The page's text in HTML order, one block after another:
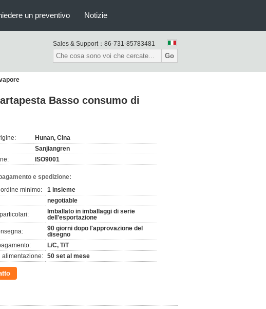
un preventivo Notizie
Sales & Support： 86-731-85783481
Go
Basso consumo di
Hunan, Cina
Sanjiangren
ISO9001
e spedizione:
minimo:
1 insieme
negotiable
Imballato in imballaggi di serie
dell'esportazione
90 giorni dopo l'approvazione del
disegno
L/C, T/T
alimentazione: 50 set al mese